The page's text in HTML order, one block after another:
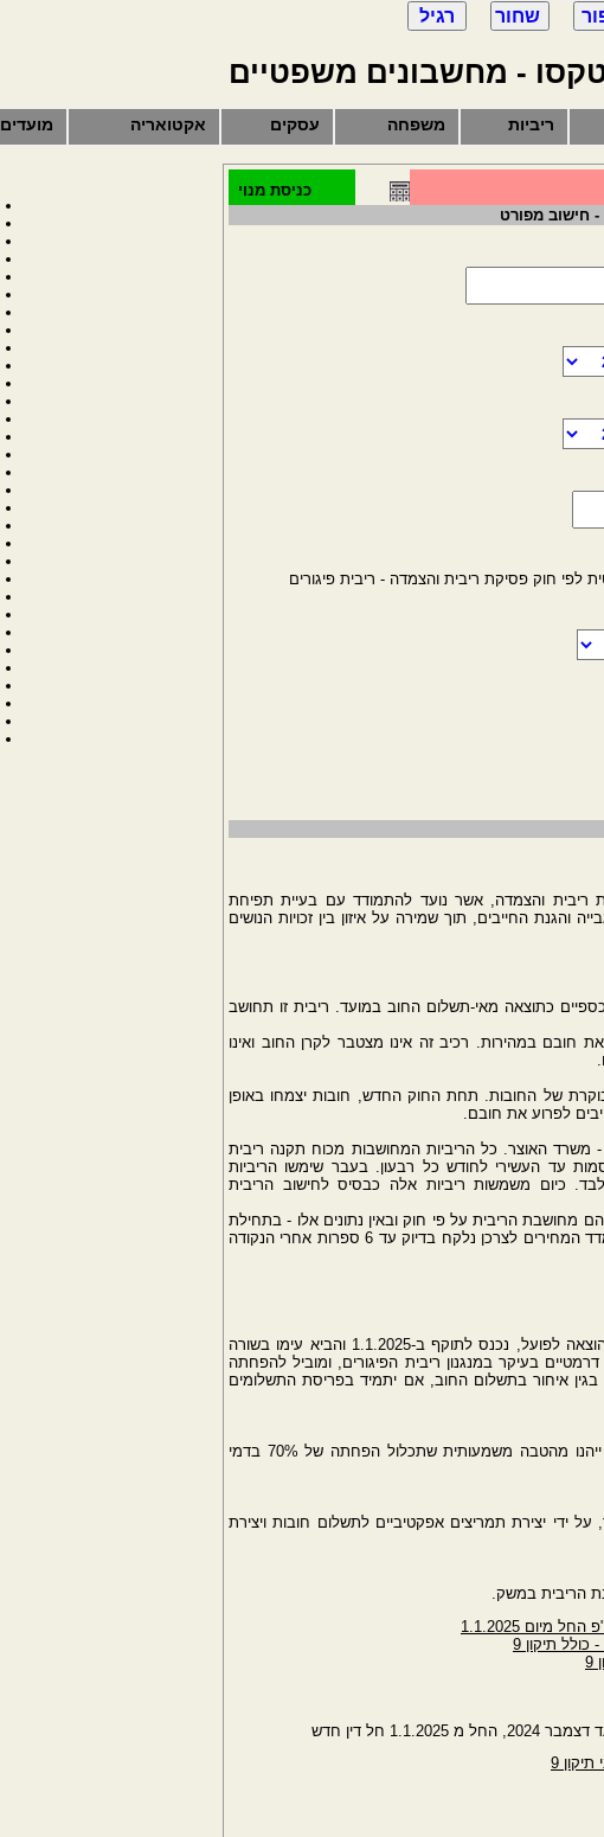
- מחשבונים משפטיים
ריביות משפחה עסקים אקטואריה מועדים
כניסת מנוי
- חישוב מפורט
לפי חוק פסיקת ריבית והצמדה - ריבית פיגורים
פסיקת ריבית והצמדה, אשר נועד להתמודד עם בעיית תפיחת
והגנת החייבים, תוך שמירה על איזון בין זכויות הנושים
כתוצאה מאי-תשלום החוב במועד. ריבית זו תחושב
חובם במהירות. רכיב זה אינו מצטבר לקרן החוב ואינו
של החובות. תחת החוק החדש, חובות יצמחו באופן
לפרוע את חובם.
משרד האוצר. כל הריביות המחושבות מכוח תקנה ריבית
עד העשירי לחודש כל רבעון. בעבר שימשו הריביות
כיום משמשות ריביות אלה כבסיס לחישוב הריבית
מחושבת הריבית על פי חוק ובאין נתונים אלו - בתחילת
כל רבעון - הריבית תחושב לפי ריבית ידועה עד עדכון החשב מדד המחירים לצרכן נלקח בדיוק עד 6 ספרות אחרי הנקודה
תיקון 9 לחוק פסיקת ריבית והצמדה, התשפ"ד-2023 ולחוק ההוצאה לפועל, נכנס לתוקף ב-1.1.2025 והביא עימו בשורה
בעיקר במנגנון ריבית הפיגורים, ומוביל להפחתה
לשלם בגין איחור בתשלום החוב, אם יתמיד בפריסת התשלומים
חייבים שיעמדו בצו התשלומים שנקבע להם בהוצאה לפועל, ייהנו מהטבה משמעותית שתכלול הפחתה של 70% בדמי
ידי יצירת תמריצים אפקטיביים לתשלום חובות ויצירת
הריבית במשק.
1.1.2025
תיקון 9
חל דין חדש
9